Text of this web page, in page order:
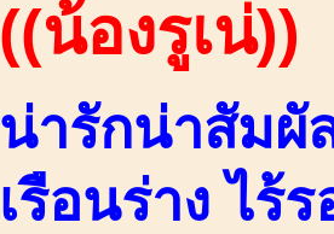
((น้องรูเน่))
น่ารักน่าสัมผั
เรือนร่าง ไร้